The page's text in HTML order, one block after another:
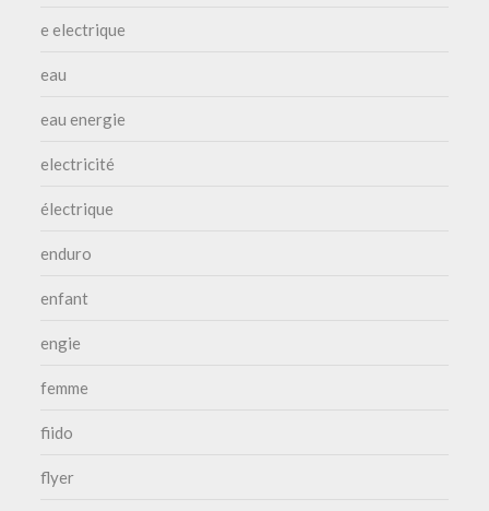
e electrique
eau
eau energie
electricité
électrique
enduro
enfant
engie
femme
fiido
flyer